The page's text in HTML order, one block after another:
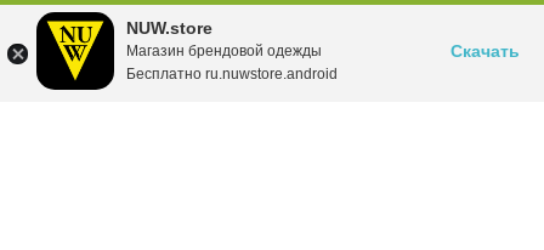
NUW.store
Магазин брендовой одежды
Бесплатно ru.nuwstore.android
Скачать